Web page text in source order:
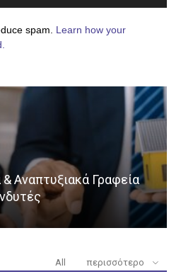
spam. Learn how your
Αναπτυξιακά Γραφεία
All περισσότερο